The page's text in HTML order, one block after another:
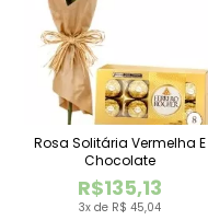
3x de R$ 45,04
R$135,13
Rosa Solitária Vermelha E
Chocolate